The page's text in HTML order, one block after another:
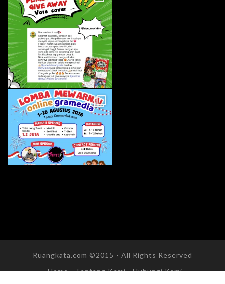
Ruangkata.com ©2015 - All Rights Reserved
Home
Tentang Kami Hubungi Kami